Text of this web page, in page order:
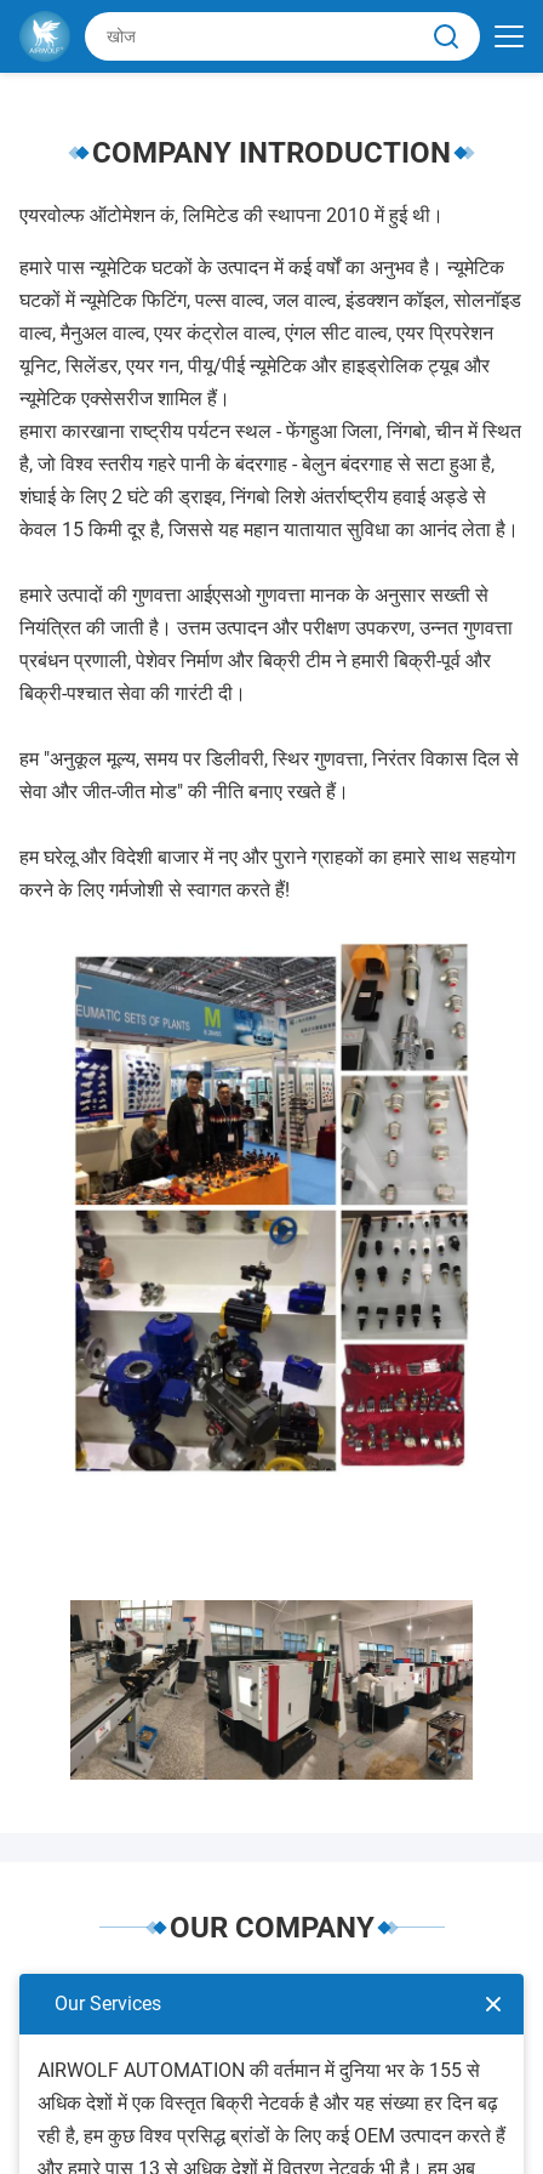
COMPANY INTRODUCTION
एयरवोल्फ ऑटोमेशन कं, लिमिटेड की स्थापना 2010 में हुई थी।
हमारे पास न्यूमेटिक घटकों के उत्पादन में कई वर्षों का अनुभव है। न्यूमेटिक
घटकों में न्यूमेटिक फिटिंग, पल्स वाल्व, जल वाल्व, इंडक्शन कॉइल, सोलनॉइड
वाल्व, मैनुअल वाल्व, एयर कंट्रोल वाल्व, एंगल सीट वाल्व, एयर प्रिपरेशन
यूनिट, सिलेंडर, एयर गन, पीयू/पीई न्यूमेटिक और हाइड्रोलिक ट्यूब और
न्यूमेटिक एक्सेसरीज शामिल हैं।
हमारा कारखाना राष्ट्रीय पर्यटन स्थल - फेंगहुआ जिला, निंगबो, चीन में स्थित
है, जो विश्व स्तरीय गहरे पानी के बंदरगाह - बेलुन बंदरगाह से सटा हुआ है,
शंघाई के लिए 2 घंटे की ड्राइव, निंगबो लिशे अंतर्राष्ट्रीय हवाई अड्डे से
केवल 15 किमी दूर है, जिससे यह महान यातायात सुविधा का आनंद लेता है।
हमारे उत्पादों की गुणवत्ता आईएसओ गुणवत्ता मानक के अनुसार सख्ती से
नियंत्रित की जाती है। उत्तम उत्पादन और परीक्षण उपकरण, उन्नत गुणवत्ता
प्रबंधन प्रणाली, पेशेवर निर्माण और बिक्री टीम ने हमारी बिक्री-पूर्व और
बिक्री-पश्चात सेवा की गारंटी दी।
हम "अनुकूल मूल्य, समय पर डिलीवरी, स्थिर गुणवत्ता, निरंतर विकास दिल से
सेवा और जीत-जीत मोड" की नीति बनाए रखते हैं।
हम घरेलू और विदेशी बाजार में नए और पुराने ग्राहकों का हमारे साथ सहयोग
करने के लिए गर्मजोशी से स्वागत करते हैं!
OUR COMPANY
Our Services
AIRWOLF AUTOMATION की वर्तमान में दुनिया भर के 155 से
अधिक देशों में एक विस्तृत बिक्री नेटवर्क है और यह संख्या हर दिन बढ़
रही है, हम कुछ विश्व प्रसिद्ध ब्रांडों के लिए कई OEM उत्पादन करते हैं
और हमारे पास 13 से अधिक देशों में वितरण नेटवर्क भी है। हम अब